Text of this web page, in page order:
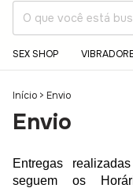
SEX SHOP
Início > Envio
Envio
Entregas
seguem os